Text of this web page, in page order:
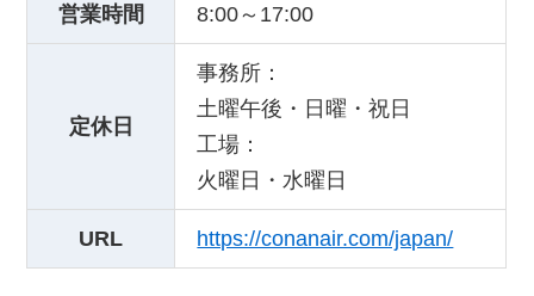
営業時間 8:00～17:00
定休日
事務所：
土曜午後・日曜・祝日
工場：
火曜日・水曜日
URL https://conanair.com/japan/